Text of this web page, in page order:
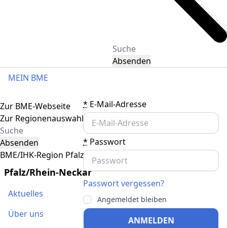
Absenden
MEIN BME
* E-Mail-Adresse
* Passwort
Passwort vergessen?
Angemeldet bleiben
ANMELDEN
Toggle navigation
Zur BME-Webseite
Zur Regionenauswahl
Absenden
BME/IHK-Region Pfalz/Rhein-Neckar
Pfalz/Rhein-Neckar
Aktuelles
Über uns